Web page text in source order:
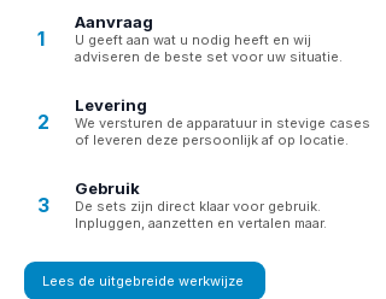
1
Aanvraag
U geeft aan wat u nodig heeft en wij
adviseren de beste set voor uw situatie.
2
Levering
We versturen de apparatuur in stevige cases
of leveren deze persoonlijk af op locatie.
3
Gebruik
De sets zijn direct klaar voor gebruik.
Inpluggen, aanzetten en vertalen maar.
Lees de uitgebreide werkwijze